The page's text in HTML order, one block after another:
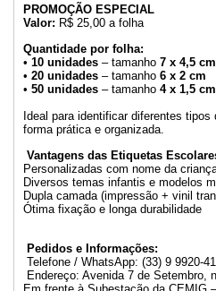
PROMOÇÃO ESPECIAL
Valor: R$ 25,00 a folha
Quantidade por folha:
• 10 unidades – tamanho 7 x 4,5 cm
• 20 unidades – tamanho 6 x 2 cm
• 50 unidades – tamanho 4 x 1,5 cm
Ideal para identificar diferentes
forma prática e organizada.
Vantagens das Etiquetas
Personalizadas com nome da
Diversos temas infantis e modelos
Dupla camada (impressão + vinil
Ótima fixação e longa durabilidade
Pedidos e Informações:
Telefone / WhatsApp: (33) 9 9920-
Endereço: Avenida 7 de Setembro,